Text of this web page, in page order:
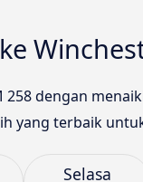
dengan
yang terbaik
Selasa